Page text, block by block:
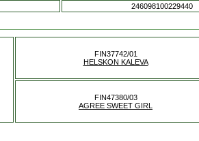
246098100229440
FIN37742/01
HELSKON KALEVA
FIN47380/03
AGREE SWEET GIRL